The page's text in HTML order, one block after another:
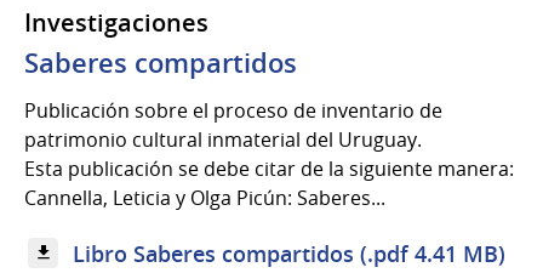
Investigaciones
Saberes compartidos
Publicación sobre el proceso de inventario de
patrimonio cultural inmaterial del Uruguay.
Esta publicación se debe citar de la siguiente manera:
Cannella, Leticia y Olga Picún: Saberes...
Libro Saberes compartidos (.pdf 4.41 MB)